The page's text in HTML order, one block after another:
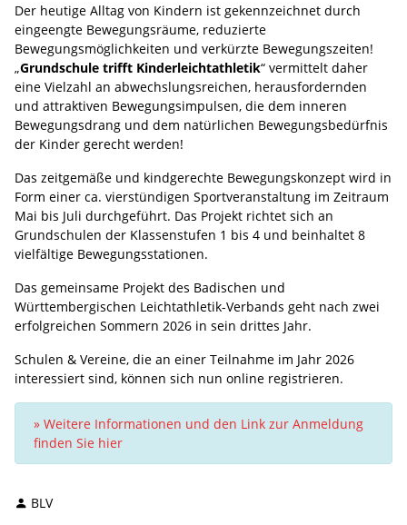
Der heutige Alltag von Kindern ist gekennzeichnet durch
eingeengte Bewegungsräume, reduzierte
Bewegungsmöglichkeiten und verkürzte Bewegungszeiten!
„Grundschule trifft Kinderleichtathletik“ vermittelt daher
eine Vielzahl an abwechslungsreichen, herausfordernden
und attraktiven Bewegungsimpulsen, die dem inneren
Bewegungsdrang und dem natürlichen Bewegungsbedürfnis
der Kinder gerecht werden!
Das zeitgemäße und kindgerechte Bewegungskonzept wird in
Form einer ca. vierstündigen Sportveranstaltung im Zeitraum
Mai bis Juli durchgeführt. Das Projekt richtet sich an
Grundschulen der Klassenstufen 1 bis 4 und beinhaltet 8
vielfältige Bewegungsstationen.
Das gemeinsame Projekt des Badischen und
Württembergischen Leichtathletik-Verbands geht nach zwei
erfolgreichen Sommern 2026 in sein drittes Jahr.
Schulen & Vereine, die an einer Teilnahme im Jahr 2026
interessiert sind, können sich nun online registrieren.
» Weitere Informationen und den Link zur Anmeldung
finden Sie hier
BLV